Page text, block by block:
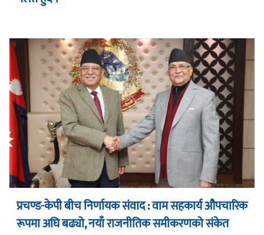
प्रचण्ड-केपी बीच निर्णायक संवाद : वाम सहकार्य औपचारिक
रूपमा अघि बढ्यो, नयाँ राजनीतिक समीकरणको संकेत